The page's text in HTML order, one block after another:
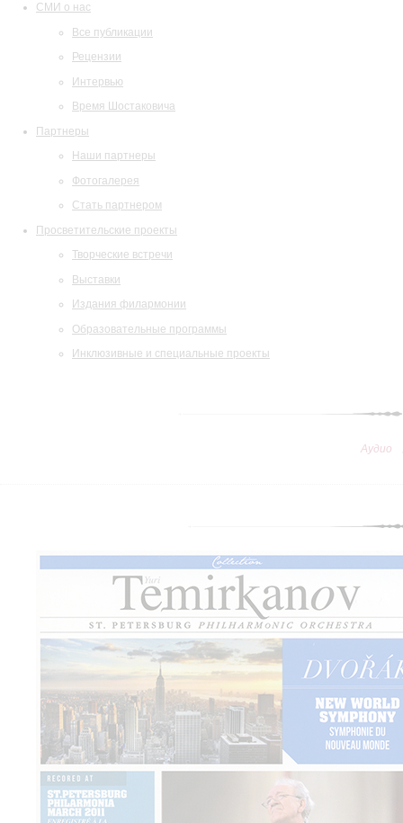
СМИ о нас
Все публикации
Рецензии
Интервью
Время Шостаковича
Партнеры
Наши партнеры
Фотогалерея
Стать партнером
Просветительские проекты
Творческие встречи
Выставки
Издания филармонии
Образовательные программы
Инклюзивные и специальные проекты
Аудио